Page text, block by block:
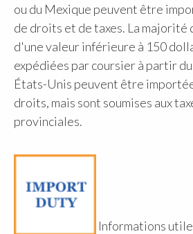
ou du Mexique peuvent être
de droits et de taxes. La majorité
d'une valeur inférieure à 150
expédiées par coursier à partir
États-Unis peuvent être
droits, mais sont soumises aux
provinciales.
Informations